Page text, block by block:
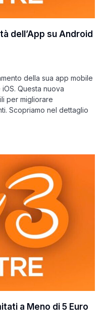
dell’App su Android
della sua app mobile
Questa nuova
per migliorare
Scopriamo nel dettaglio
a Meno di 5 Euro